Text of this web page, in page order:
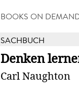
BOOKS ON
SACHBUCH
Denken
Carl Naughton